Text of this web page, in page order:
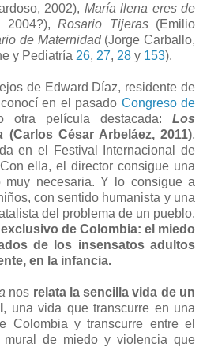
2002), María llena eres de
2004?), Rosario Tijeras(Emilio
de Maternidad(Jorge Carballo,
y Pediatría 26, 27, 28 y 153).
de Edward Díaz, residente de
en el pasado Congreso de
otra película destacada: Los
(Carlos César Arbeláez, 2011),
en el Festival Internacional de
ella, el director consigue una
muy necesaria. Y lo consigue a
con sentido humanista y una
del problema de un pueblo.
de Colombia: el miedo
de los insensatos adultos
en la infancia.
nos relata la sencilla vida de un
, una vida que transcurre en una
Colombia y transcurre entre el
de miedo y violencia que